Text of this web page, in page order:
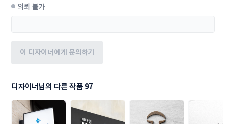
의뢰 불가
이 디자이너에게 문의하기
디자이너님의 다른 작품 97